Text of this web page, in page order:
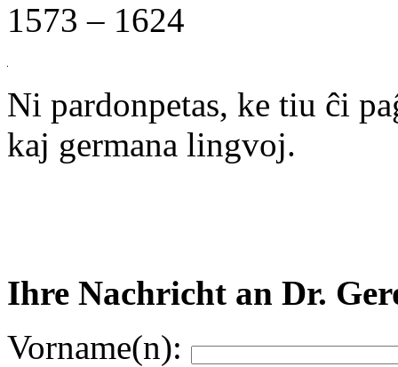
1573 – 1624
Ni pardonpetas, ke tiu ĉi
kaj germana lingvoj.
Ihre Nachricht an Dr.
Vorname(n):